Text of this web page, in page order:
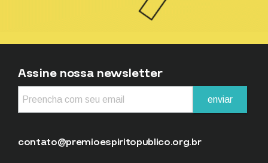
Assine nossa newsletter
contato@premioespiritopublico.org.br